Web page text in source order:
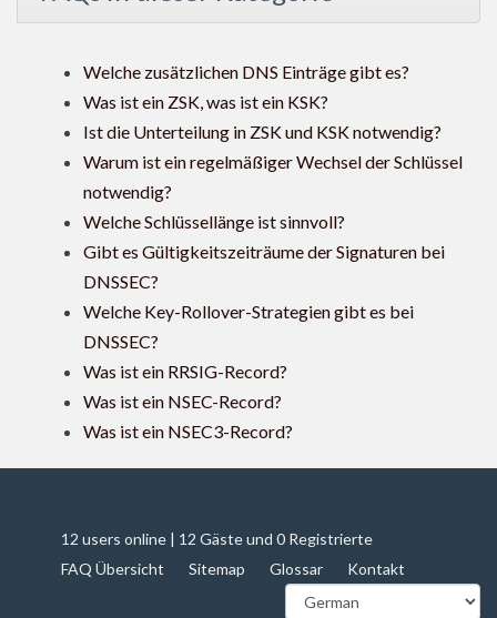
Welche zusätzlichen DNS Einträge gibt es?
Was ist ein ZSK, was ist ein KSK?
Ist die Unterteilung in ZSK und KSK notwendig?
Warum ist ein regelmäßiger Wechsel der Schlüssel
notwendig?
Welche Schlüssellänge ist sinnvoll?
Gibt es Gültigkeitszeiträume der Signaturen bei
DNSSEC?
Welche Key-Rollover-Strategien gibt es bei
DNSSEC?
Was ist ein RRSIG-Record?
Was ist ein NSEC-Record?
Was ist ein NSEC3-Record?
12 users online | 12 Gäste und 0 Registrierte
FAQ Übersicht
Sitemap Glossar Kontakt